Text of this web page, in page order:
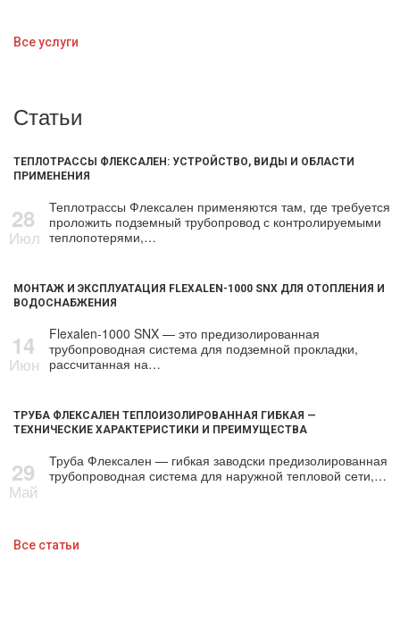
Все услуги
Статьи
ТЕПЛОТРАССЫ ФЛЕКСАЛЕН: УСТРОЙСТВО, ВИДЫ И ОБЛАСТИ
ПРИМЕНЕНИЯ
28
Июл
Теплотрассы Флексален применяются там, где требуется
проложить подземный трубопровод с контролируемыми
теплопотерями,…
МОНТАЖ И ЭКСПЛУАТАЦИЯ FLEXALEN-1000 SNX ДЛЯ ОТОПЛЕНИЯ И
ВОДОСНАБЖЕНИЯ
14
Июн
Flexalen-1000 SNX — это предизолированная
трубопроводная система для подземной прокладки,
рассчитанная на…
ТРУБА ФЛЕКСАЛЕН ТЕПЛОИЗОЛИРОВАННАЯ ГИБКАЯ —
ТЕХНИЧЕСКИЕ ХАРАКТЕРИСТИКИ И ПРЕИМУЩЕСТВА
29
Май
Труба Флексален — гибкая заводски предизолированная
трубопроводная система для наружной тепловой сети,…
Все статьи